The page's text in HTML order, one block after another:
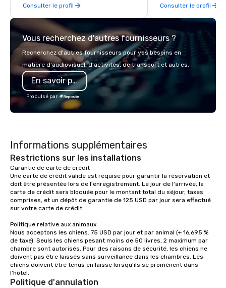
day hikes we provide luxury self-
guided inn-to-in walking vacations
from the gateway City of San
Francisco to the California wine
country with a focus on superb hiking,
lodging, food and wine. We also have
a Monterey Bay Trek.
Consulter le profil
greatly enhanced by
scoreboard, photo,
challenges presented
mobile device. We can also
incorporate our
event to the water
Consulter le profil
Vous recherchez d'autres fournisseurs ?
Recherchez d'autres fournisseurs pour vos besoins en
matière d'audiovisuel, d'activités, de transport et autres.
En savoir plus
Propulsé par
Informations supplémentaires
Restrictions sur les installations
Garantie de carte de crédit
Une carte de crédit valide est requise pour garantir la réservation et
doit être présentée lors de l'enregistrement. Le jour de l'arrivée, la
carte de crédit sera bloquée pour le montant total du séjour, taxes
comprises, et un dépôt de garantie de 125 USD par jour sera effectué
sur votre carte de crédit.
Politique relative aux animaux
Nous acceptons les chiens. 75 USD par jour et par animal (+ 16,695 %
de taxe). Seuls les chiens pesant moins de 50 livres, 2 maximum par
chambre sont autorisés. Pour des raisons de sécurité, les chiens ne
doivent pas être laissés sans surveillance dans les chambres. Les
chiens doivent être tenus en laisse lorsqu'ils se promènent dans
Politique d'annulation